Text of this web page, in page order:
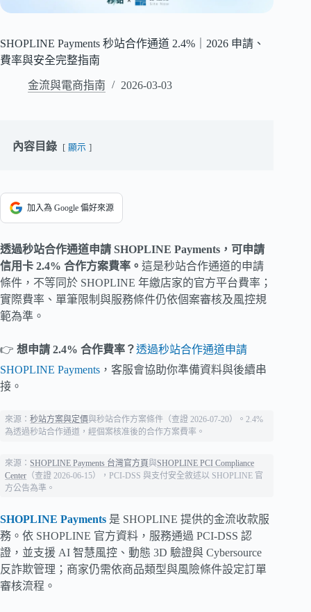
SHOPLINE Payments 秒站合作通道 2.4%｜2026 申請、
費率與安全完整指南
金流與電商指南 2026-03-03
內容目錄 顯示
加入為 Google 偏好來源
透過秒站合作通道申請 SHOPLINE Payments，可申請
信用卡 2.4% 合作方案費率。 這是秒站合作通道的申請
條件，不等同於 SHOPLINE 年繳店家的官方平台費率；
實際費率、單筆限制與服務條件仍依個案審核及風控規
範為準。
👉 想申請 2.4% 合作費率？透過秒站合作通道申請
SHOPLINE Payments ，客服會協助你準備資料與後續串
接。
來源：秒站方案與定價與秒站合作方案條件（查證 2026-07-20）。2.4%
為透過秒站合作通道，經個案核准後的合作方案費率。
來源：SHOPLINE Payments 台灣官方頁與SHOPLINE PCI Compliance
Center （查證 2026-06-15），PCI-DSS 與支付安全敘述以 SHOPLINE 官
方公告為準。
SHOPLINE Payments 是 SHOPLINE 提供的金流收款服
務。依 SHOPLINE 官方資料，服務通過 PCI-DSS 認
證，並支援 AI 智慧風控、動態 3D 驗證與 Cybersource
反詐欺管理；商家仍需依商品類型與風險條件設定訂單
審核流程。